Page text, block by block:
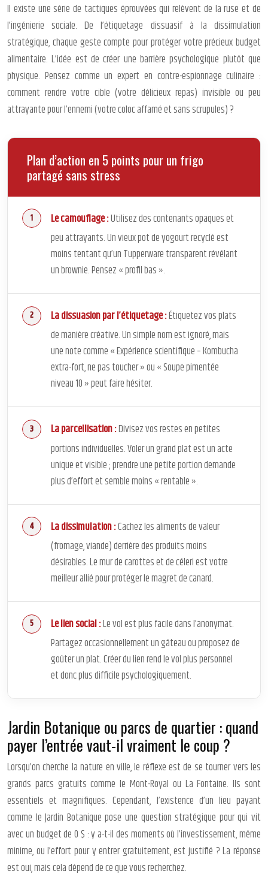
Il existe une série de tactiques éprouvées qui relèvent de la ruse et de
l’ingénierie sociale. De l’étiquetage dissuasif à la dissimulation
stratégique, chaque geste compte pour protéger votre précieux budget
alimentaire. L’idée est de créer une barrière psychologique plutôt que
physique. Pensez comme un expert en contre-espionnage culinaire :
comment rendre votre cible (votre délicieux repas) invisible ou peu
attrayante pour l’ennemi (votre coloc affamé et sans scrupules) ?
Plan d’action en 5 points pour un frigo
partagé sans stress
Le camouflage :Utilisez des contenants opaques et
peu attrayants. Un vieux pot de yogourt recyclé est
moins tentant qu’un Tupperware transparent révélant
un brownie. Pensez « profil bas ».
La dissuasion par l’étiquetage :Étiquetez vos plats
de manière créative. Un simple nom est ignoré, mais
une note comme « Expérience scientifique – Kombucha
extra-fort, ne pas toucher » ou « Soupe pimentée
niveau 10 » peut faire hésiter.
La parcellisation :Divisez vos restes en petites
portions individuelles. Voler un grand plat est un acte
unique et visible ; prendre une petite portion demande
plus d’effort et semble moins « rentable ».
La dissimulation :Cachez les aliments de valeur
(fromage, viande) derrière des produits moins
désirables. Le mur de carottes et de céleri est votre
meilleur allié pour protéger le magret de canard.
Le lien social :Le vol est plus facile dans l’anonymat.
Partagez occasionnellement un gâteau ou proposez de
goûter un plat. Créer du lien rend le vol plus personnel
et donc plus difficile psychologiquement.
Jardin Botanique ou parcs de quartier : quand
payer l’entrée vaut-il vraiment le coup ?
Lorsqu’on cherche la nature en ville, le réflexe est de se tourner vers les
grands parcs gratuits comme le Mont-Royal ou La Fontaine. Ils sont
essentiels et magnifiques. Cependant, l’existence d’un lieu payant
comme le Jardin Botanique pose une question stratégique pour qui vit
avec un budget de 0 $ : y a-t-il des moments où l’investissement, même
minime, ou l’effort pour y entrer gratuitement, est justifié ? La réponse
est oui, mais cela dépend de ce que vous recherchez.